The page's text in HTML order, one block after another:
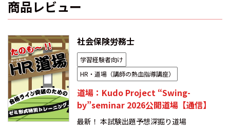
商品レビュー
社会保険労務士
学習経験者向け
HR・道場（講師の熱血指導講座）
道場：Kudo Project “Swing-
by”seminar 2026公開道場【通信】
最新！ 本試験出題予想深掘り道場